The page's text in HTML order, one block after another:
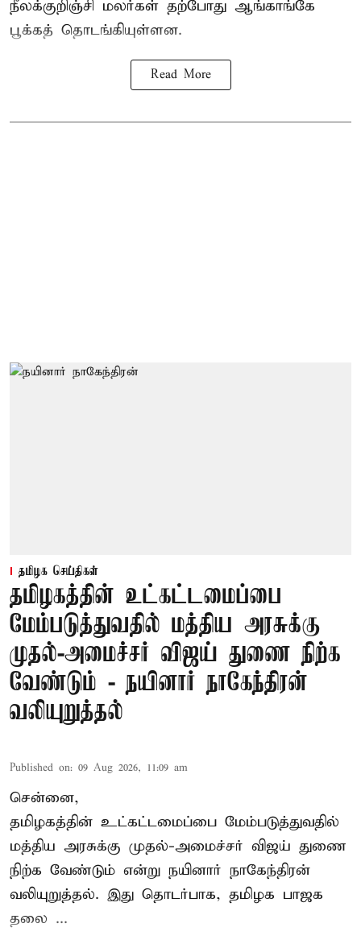
நீலக்குறிஞ்சி மலர்கள் தற்போது ஆங்காங்கே
பூக்கத் தொடங்கியுள்ளன.
Read More
தமிழக செய்திகள்
தமிழகத்தின் உட்கட்டமைப்பை
மேம்படுத்துவதில் மத்திய அரசுக்கு
முதல்-அமைச்சர் விஜய் துணை நிற்க
வேண்டும் - நயினார் நாகேந்திரன்
வலியுறுத்தல்
Published on: 09 Aug 2026, 11:09 am
சென்னை,
தமிழகத்தின் உட்கட்டமைப்பை மேம்படுத்துவதில்
மத்திய அரசுக்கு முதல்-அமைச்சர் விஜய் துணை
நிற்க வேண்டும் என்று நயினார் நாகேந்திரன்
வலியுறுத்தல். இது தொடர்பாக, தமிழக பாஜக
தலை ...